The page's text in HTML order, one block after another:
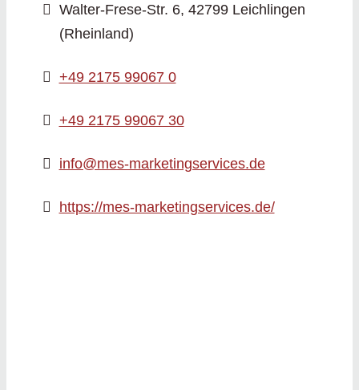
Walter-Frese-Str. 6, 42799 Leichlingen
(Rheinland)
+49 2175 99067 0
+49 2175 99067 30
info@mes-marketingservices.de
https://mes-marketingservices.de/